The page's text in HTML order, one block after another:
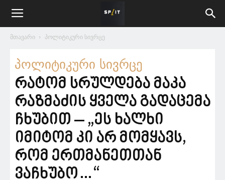
მთავარი პოლიტიკური სივრცე
პოლიტიკური სივრცე
რატომ სრულდება მაკა
რაზმაძის ყველა გადაცემა
ჩხუბით – „ეს ხალხი
იმიტომ კი არ მომყავს,
რომ ერთმანეთთან
ვაჩხუბო…“